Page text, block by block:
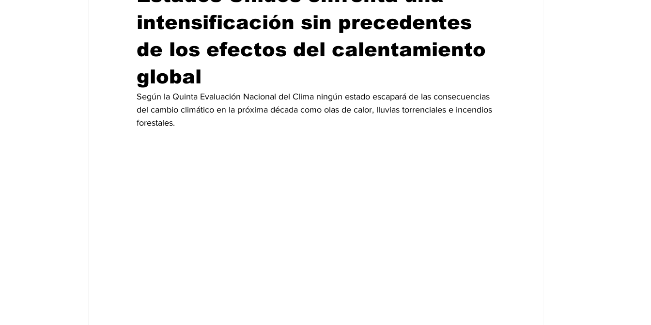
intensificación sin precedentes
de los efectos del calentamiento
global
Según la Quinta Evaluación Nacional del Clima ningún estado escapará de las consecuencias
del cambio climático en la próxima década como olas de calor, lluvias torrenciales e incendios
forestales.